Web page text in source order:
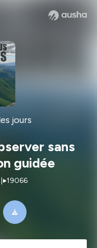
jours
sans
guidée
19066